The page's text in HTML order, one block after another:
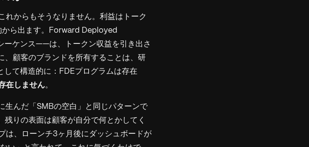
からもそうなりません。利益はトーク
から出ます。Forward Deployed
ケンス——は、トークン収益を引き出さ
、顧客のブランドを所有することは、研
して構造的に：FDEプログラムは存在
在しません。
んだ「SMBの空白」と同じパターンで
りの表面は顧客が自分で何とかしてく
は、ローンチ3ヶ月後にダッシュボードが